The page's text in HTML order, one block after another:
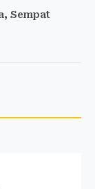
Sempat